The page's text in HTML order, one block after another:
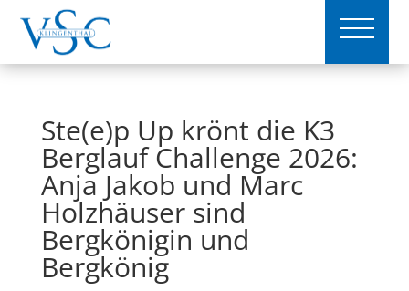
Ste(e)p Up krönt die K3
Berglauf Challenge 2026:
Anja Jakob und Marc
Holzhäuser sind
Bergkönigin und
Bergkönig